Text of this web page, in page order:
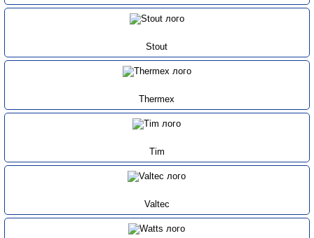
Stout
Thermex
Tim
Valtec